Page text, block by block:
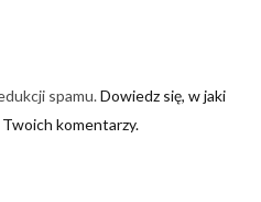
spamu.Dowiedz się, w jaki
komentarzy.